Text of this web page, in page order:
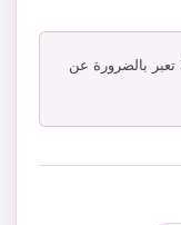
تعبر بالضرورة عن